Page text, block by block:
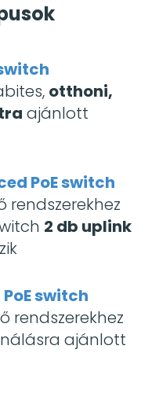
otthoni,
ajánlott
PoE switch
rendszerekhez
2 db uplink
switch
rendszerekhez
ajánlott